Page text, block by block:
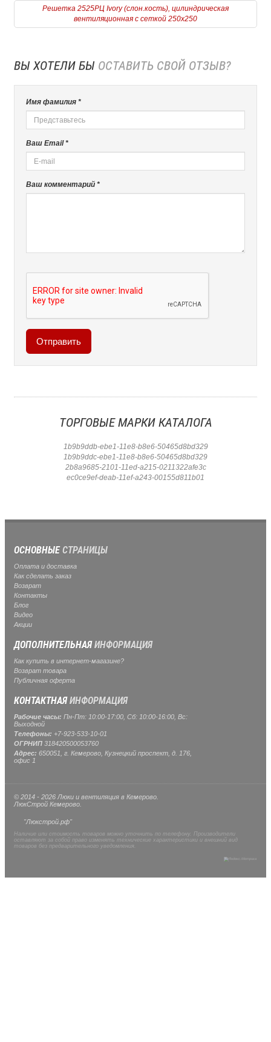
Решетка 2525РЦ Ivory (слон.кость), цилиндрическая
вентиляционная с сеткой 250х250
ВЫ ХОТЕЛИ БЫ ОСТАВИТЬ СВОЙ ОТЗЫВ?
Имя фамилия *
Ваш Email *
Ваш комментарий *
ТОРГОВЫЕ МАРКИ КАТАЛОГА
1b9b9ddb-ebe1-11e8-b8e6-50465d8bd329
1b9b9ddc-ebe1-11e8-b8e6-50465d8bd329
2b8a9685-2101-11ed-a215-0211322afe3c
ec0ce9ef-deab-11ef-a243-00155d811b01
ОСНОВНЫЕСТРАНИЦЫ
Оплата и доставка
Как сделать заказ
Возврат
Контакты
Блог
Видео
Акции
ДОПОЛНИТЕЛЬНАЯИНФОРМАЦИЯ
Как купить в интернет-магазине?
Возврат товара
Публичная оферта
КОНТАКТНАЯИНФОРМАЦИЯ
Рабочие часы: Пн-Пт: 10:00-17:00, Сб: 10:00-16:00, Вс:
Выходной
Телефоны: +7-923-533-10-01
ОГРНИП 318420500053760
Адрес: 650051, г. Кемерово, Кузнецкий проспект, д. 176,
офис 1
© 2014 - 2026 Люки и вентиляция в Кемерово.
ЛюкСтрой Кемерово.
"Люкстрой.рф"
Наличие или стоимость товаров можно уточнить по телефону. Производители
оставляют за собой право изменять технические характеристики и внешний вид
товаров без предварительного уведомления.